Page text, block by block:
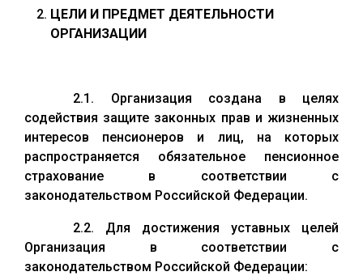
ЦЕЛИ И ПРЕДМЕТ ДЕЯТЕЛЬНОСТИ
ОРГАНИЗАЦИИ
2.1. Организация создана в целях
содействия защите законных прав и жизненных
интересов пенсионеров и лиц, на которых
распространяется обязательное пенсионное
страхование в соответствии с
законодательством Российской Федерации.
2.2. Для достижения уставных целей
Организация в соответствии с
законодательством Российской Федерации: